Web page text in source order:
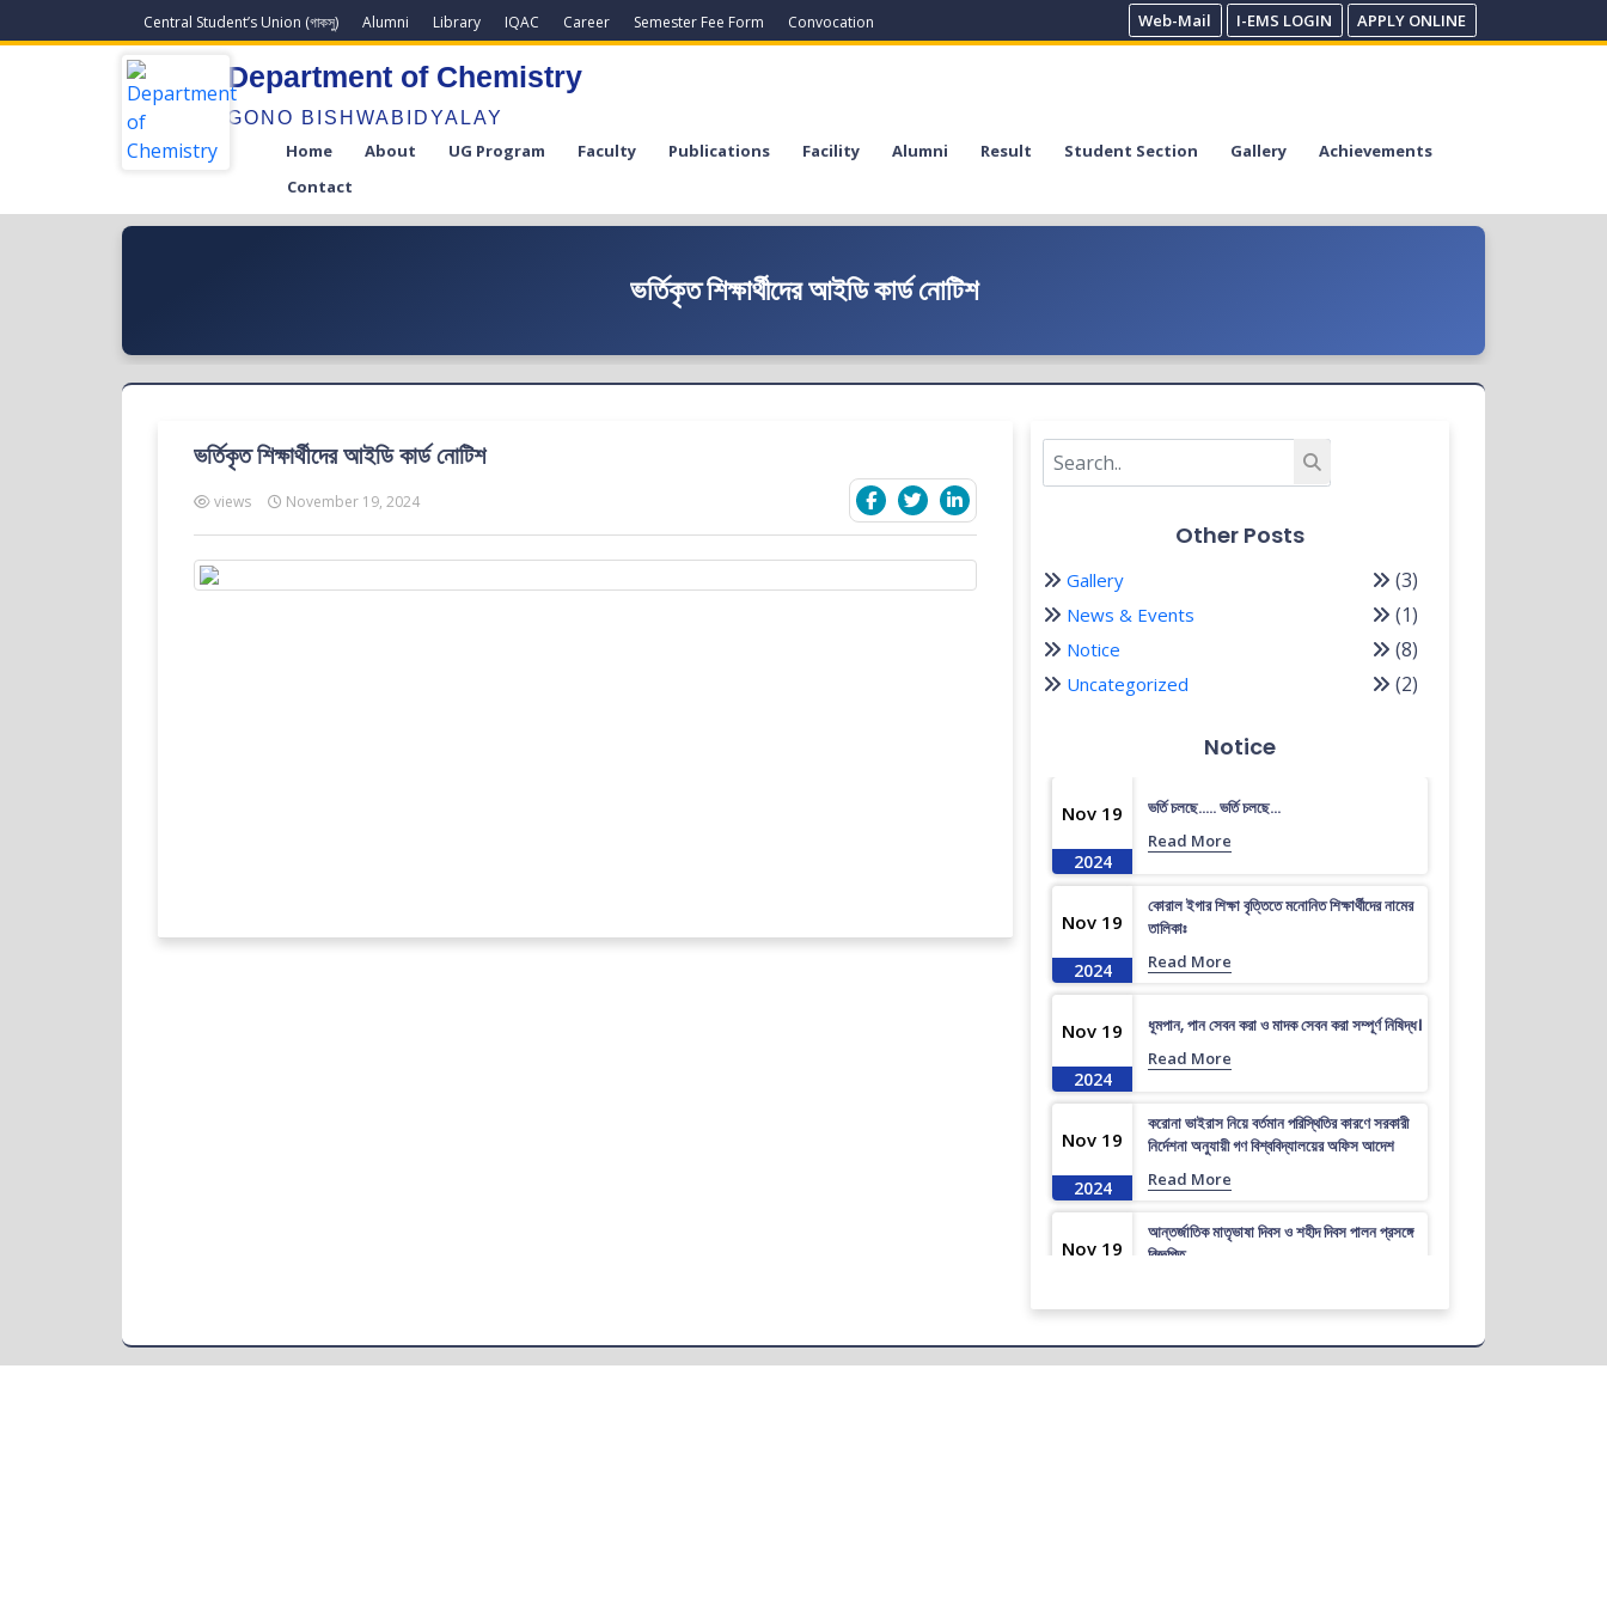
Central Student’s Union (গাকসু) Alumni Library IQAC Career Semester Fee Form Convocation Web-Mail I-EMS LOGIN APPLY ONLINE
Department of Chemistry
GONO BISHWABIDYALAY
Home About UG Program Faculty Publications Facility Alumni Result Student Section Gallery
Achievements
Contact
ভর্তিকৃত শিক্ষার্থীদের আইডি কার্ড নোটিশ
ভর্তিকৃত শিক্ষার্থীদের আইডি কার্ড নোটিশ
views November 19, 2024
Other Posts
Gallery (3)
News & Events (1)
Notice (8)
Uncategorized (2)
Notice
Nov 19
2024
ভর্তি চলছে….. ভর্তি চলছে…
Read More
Nov 19
2024
কোরাল ইগার শিক্ষা বৃত্তিতে মনোনিত শিক্ষার্থীদের নামের
তালিকাঃ
Read More
Nov 19
2024
ধূমপান, পান সেবন করা ও মাদক সেবন করা সম্পূর্ণ নিষিদ্ধ।
Read More
Nov 19
2024
করোনা ভাইরাস নিয়ে বর্তমান পরিস্থিতির কারণে সরকারী
নির্দেশনা অনুযায়ী গণ বিশ্ববিদ্যালয়ের অফিস আদেশ
Read More
Nov 19
আন্তর্জাতিক মাতৃভাষা দিবস ও শহীদ দিবস পালন প্রসঙ্গে
বিজ্ঞপ্তি
এপ্রিল ২০২৩ সেমিস্টারের ফাইনাল পরীক্ষার (অনুষ্ঠিতব্য
অক্টোবর ২০২৩) বিজ্ঞপ্তি